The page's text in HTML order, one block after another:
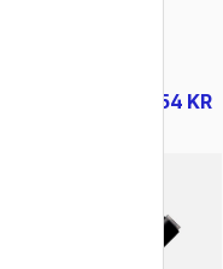
154 KR